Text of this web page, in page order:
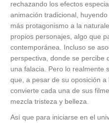
rechazando los efectos
animación tradicional,
más protagonismo a la
propios personajes, algo que
contemporánea. Incluso se
perspectiva, donde se percibe
una falacia. Pero lo realmente
que, a pesar de su oposición
convierte cada una de sus
mezcla tristeza y belleza.
Así que para iniciarse en el